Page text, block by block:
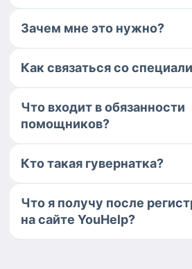
Зачем мне это нужно?
Как связаться со
Что входит в обязанности
помощников?
Кто такая гувернатка?
Что я получу после
на сайте YouHelp?